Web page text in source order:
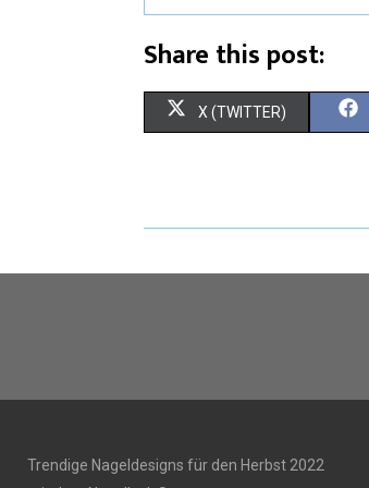
Share this post:
X (TWITTER)
Trendige Nageldesigns für den Herbst 2022